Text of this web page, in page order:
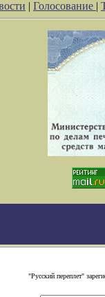
| Голосование |
"Русский переплет"